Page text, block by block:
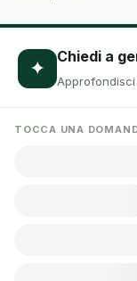
✦ Chiedi a
TOCCA UNA